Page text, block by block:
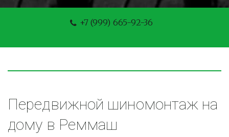
+7 (999) 665-92-36
Передвижной шиномонтаж на
дому в Реммаш